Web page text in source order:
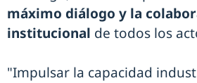
máximo diálogo y la
institucional de todos los
"Impulsar la capacidad